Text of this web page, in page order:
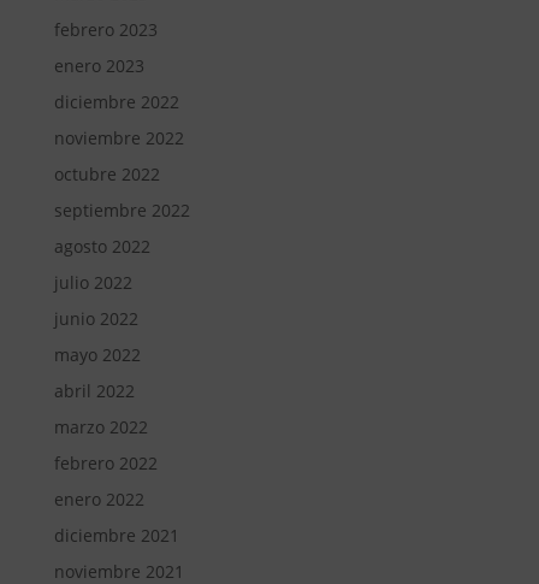
febrero 2023
enero 2023
diciembre 2022
noviembre 2022
octubre 2022
septiembre 2022
agosto 2022
julio 2022
junio 2022
mayo 2022
abril 2022
marzo 2022
febrero 2022
enero 2022
diciembre 2021
noviembre 2021